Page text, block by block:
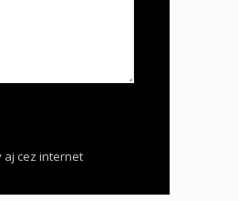
cez internet